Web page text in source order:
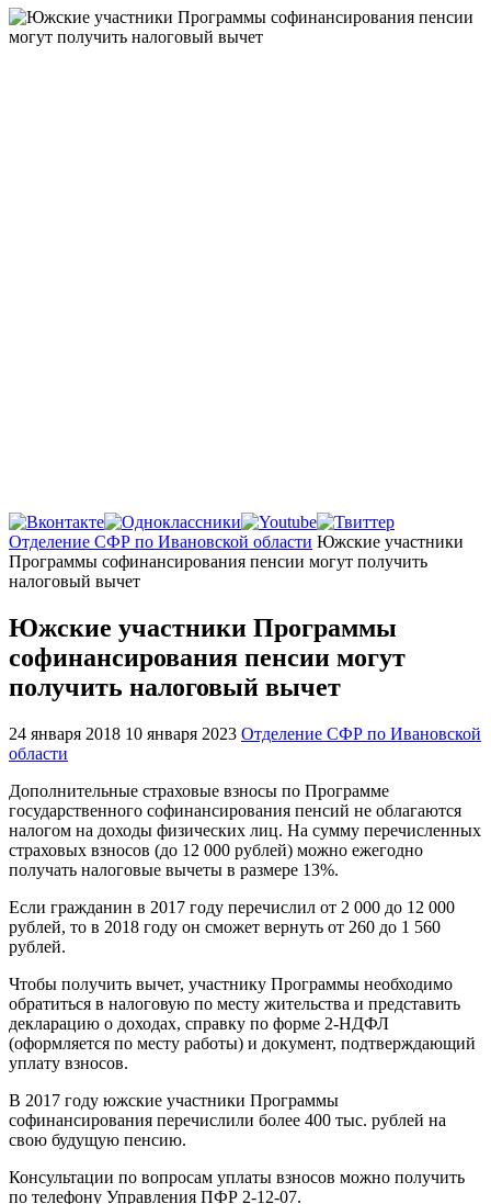
Главная
Отделение СФР по Ивановской области Южские участники
Программы софинансирования пенсии могут получить
налоговый вычет
Южские участники Программы
софинансирования пенсии могут
получить налоговый вычет
24 января 2018 10 января 2023 Отделение СФР по Ивановской
области
Дополнительные страховые взносы по Программе
государственного софинансирования пенсий не облагаются
налогом на доходы физических лиц. На сумму перечисленных
страховых взносов (до 12 000 рублей) можно ежегодно
получать налоговые вычеты в размере 13%.
Если гражданин в 2017 году перечислил от 2 000 до 12 000
рублей, то в 2018 году он сможет вернуть от 260 до 1 560
рублей.
Чтобы получить вычет, участнику Программы необходимо
обратиться в налоговую по месту жительства и представить
декларацию о доходах, справку по форме 2-НДФЛ
(оформляется по месту работы) и документ, подтверждающий
уплату взносов.
В 2017 году южские участники Программы
софинансирования перечислили более 400 тыс. рублей на
свою будущую пенсию.
Консультации по вопросам уплаты взносов можно получить
по телефону Управления ПФР 2-12-07.